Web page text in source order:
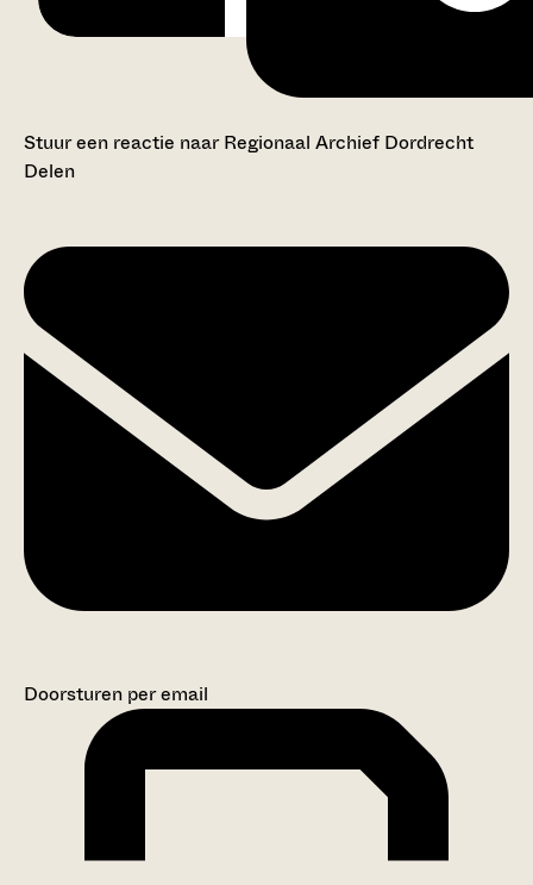
Stuur een reactie naar Regionaal Archief Dordrecht
Delen
Doorsturen per email